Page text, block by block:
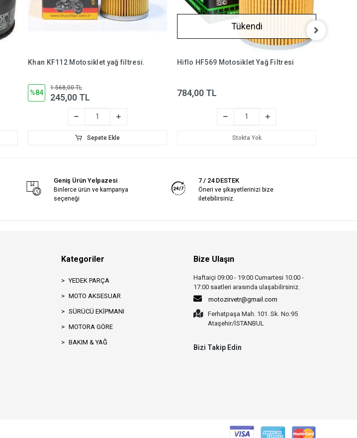
Khan KF112 Motosiklet yağ filtresi.
%84
1.568,00 TL
245,00 TL
Sepete Ekle
Tükendi
Hiflo HF569 Motosiklet Yağ Filtresi
784,00 TL
Stokta Yok
Geniş Ürün Yelpazesi
Binlerce ürün ve kampanya
seçeneği
7 / 24 DESTEK
Öneri ve şikayetlerinizi bize
iletebilirsiniz.
Kategoriler
YEDEK PARÇA
MOTO AKSESUAR
SÜRÜCÜ EKİPMANI
MOTORA GÖRE
BAKIM & YAĞ
Bize Ulaşın
Haftaiçi 09:00 - 19:00 Cumartesi 10:00 -
17:00 saatleri arasında ulaşabilirsiniz.
motozirvetr@gmail.com
Ferhatpaşa Mah. 101. Sk. No:95
Ataşehir/İSTANBUL
Bizi Takip Edin